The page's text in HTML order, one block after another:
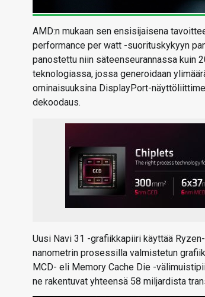
AMD:n mukaan sen ensisijaisena
performance per watt -suorituskykyyn
panostettu niin säteenseurannassa kuin
teknologiassa, jossa generoidaan
ominaisuuksina DisplayPort-
dekoodaus.
Uusi Navi 31 -grafiikkapiiri käyttää
nanometrin prosessilla valmistetun
MCD- eli Memory Cache Die -
ne rakentuvat yhteensä 58 miljardista